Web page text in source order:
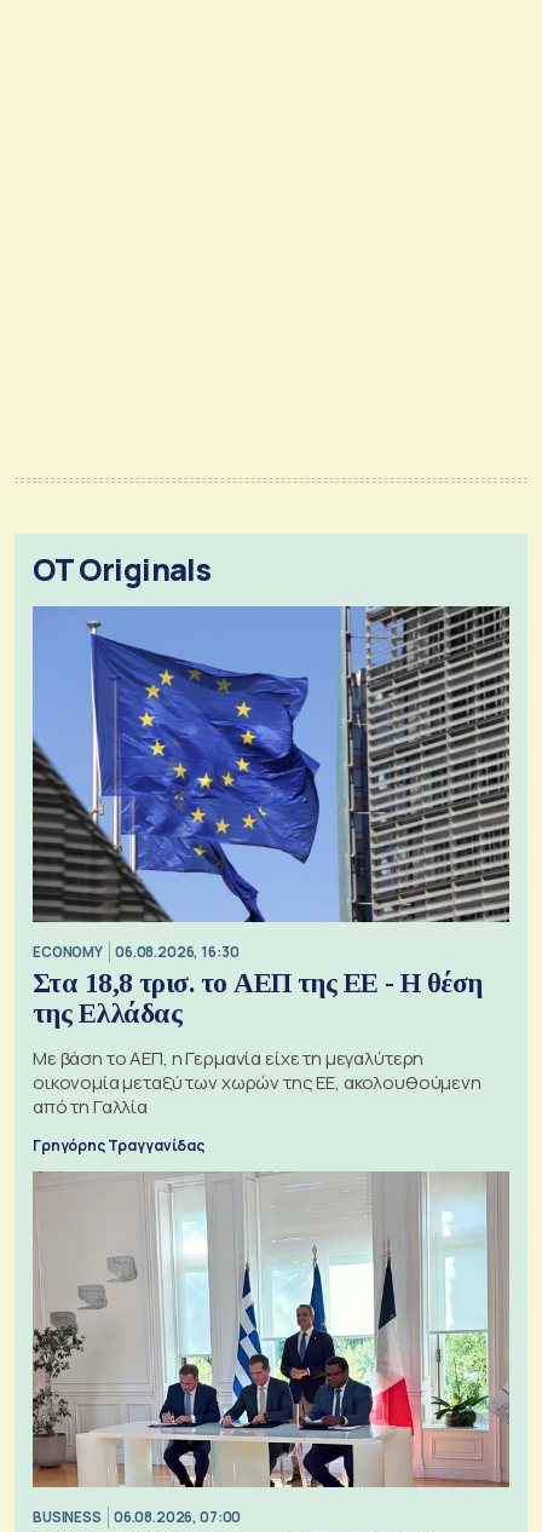
OT Originals
ECONOMY 06.08.2026, 16:30
Στα 18,8 τρισ. το ΑΕΠ της ΕΕ - Η θέση
της Ελλάδας
Με βάση το ΑΕΠ, η Γερμανία είχε τη μεγαλύτερη
οικονομία μεταξύ των χωρών της ΕΕ, ακολουθούμενη
από τη Γαλλία
Γρηγόρης Τραγγανίδας
BUSINESS 06.08.2026, 07:00